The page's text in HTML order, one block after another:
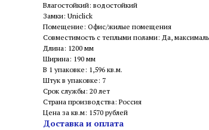
Влагостойкий: водостойкий
Замки: Uniclick
Помещение: Офис/жилые помещения
Совместимость с теплыми полами: Да,
Длина: 1200 мм
Ширина: 190 мм
В 1 упаковке: 1,596 кв.м.
Штук в упаковке: 7
Срок службы: 20 лет
Страна производства: Россия
Цена за кв.м: 1570 рублей
Доставка и оплата